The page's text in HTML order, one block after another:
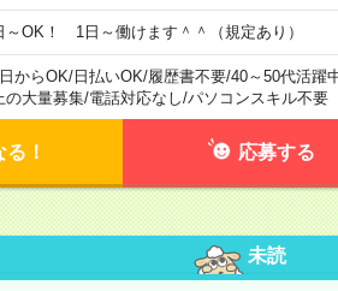
～OK！ 1日～働けます＾＾（規定あり）
からOK/日払いOK/履歴書不要/40～50代活躍
の大量募集/電話対応なし/パソコンスキル不要
！ 応募する
未読